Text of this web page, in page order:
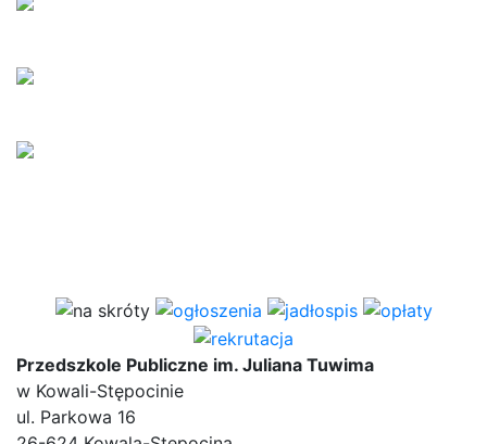
Przedszkole Publiczne im. Juliana Tuwima
w Kowali-Stępocinie
ul. Parkowa 16